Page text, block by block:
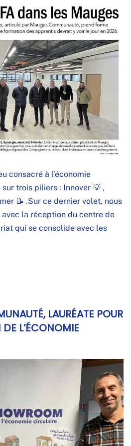
consacré à l’économie
trois piliers : Innover 💡 ,
📝 .Sur ce dernier volet, nous
la réception du centre de
qui se consolide avec les
LAURÉATE POUR
L’ÉCONOMIE